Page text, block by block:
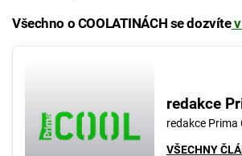
Všechno o COOLATINÁCH se dozvítev
redakce
redakce Prima
VŠECHNY